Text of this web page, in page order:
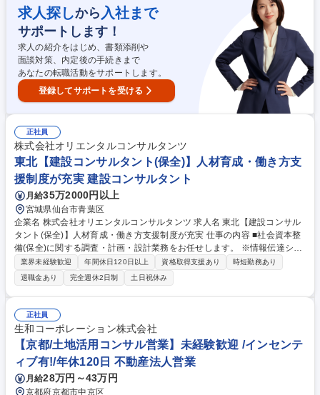
度最新の機材を用いた改善がなされています。インフラ通信設備の設計は
ビジネスモデルとして安定受注が見込めるだけでなく、常に最新技術を活
かした設計を行うため、技術を磨き続けることができ、かつ社会貢献性の
非常に大きい仕事です。 募集職種 関東【建設コンサルタント(インフラ施
設の電気・通信設備)】人材育成・働き方◎
求人探しから 入社まで
サポートします！
求人の紹介をはじめ、書類添削や
面談対策、内定後の手続きまで
あなたの転職活動をサポートします。
登録してサポートを受ける
正社員
株式会社オリエンタルコンサルタンツ
東北【建設コンサルタント(保全)】人材育成・働き方支
援制度が充実 建設コンサルタント
月給35万2000円以上
宮城県仙台市青葉区
企業名 株式会社オリエンタルコンサルタンツ 求人名 東北【建設コンサル
タント(保全)】人材育成・働き方支援制度が充実 仕事の内容 ■社会資本整
備(保全)に関する調査・計画・設計業務をお任せします。 ※情報伝達シス
テムも駆使した総合的な提案が可能。技術力は、新規開発・拡張計画、運
営、維持管理等、幅広く提供する程の評価を獲得 ・今後増大する老朽化し
た道路/橋梁などの維持管理を行います。これまでの調査設計/点検技術で
培ってきた実績を結集し、個別施設の維持/保全をはじめ、社会資本全体を
包括的に維持/保全するための、技術を提供します。 ・危険の早期発見を
図るため、橋梁の点検/モニタリングや、トンネルの長寿命化計画に向けた
補修/補強設計の立案などを行います。 募集職種 東北【建設コンサルタン
ト(保全)】人材育成・働き方支援制度が充実
業界未経験歓迎 年間休日120日以上 資格取得支援あり
時短勤務あり
退職金あり
完全週休2日制 土日祝休み
正社員
生和コーポレーション株式会社
【京都/土地活用コンサル営業】未経験歓迎 /インセンテ
ィブ有!/年休120日 不動産法人営業
月給28万円～43万円
京都府京都市中京区